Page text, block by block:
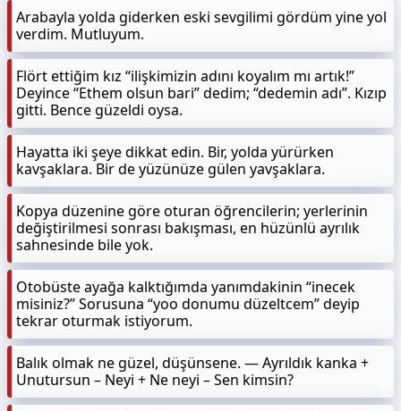
Arabayla yolda giderken eski sevgilimi gördüm yine yol
verdim. Mutluyum.
Flört ettiğim kız “ilişkimizin adını koyalım mı artık!”
Deyince “Ethem olsun bari” dedim; “dedemin adı”. Kızıp
gitti. Bence güzeldi oysa.
Hayatta iki şeye dikkat edin. Bir, yolda yürürken
kavşaklara. Bir de yüzünüze gülen yavşaklara.
Kopya düzenine göre oturan öğrencilerin; yerlerinin
değiştirilmesi sonrası bakışması, en hüzünlü ayrılık
sahnesinde bile yok.
Otobüste ayağa kalktığımda yanımdakinin “inecek
misiniz?” Sorusuna “yoo donumu düzeltcem” deyip
tekrar oturmak istiyorum.
Balık olmak ne güzel, düşünsene. — Ayrıldık kanka +
Unutursun – Neyi + Ne neyi – Sen kimsin?